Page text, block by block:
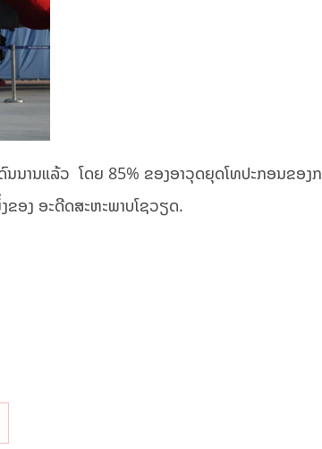
ນານແລ້ວ ​ ໂດຍ 85% ຂອງອາວຸດ​ຍຸດ​ໂທ​ປະກອນ​ຂອງ​
ຂອງ ອະດີດ​ສະຫະພາບ​ໂຊ​ວຽດ.